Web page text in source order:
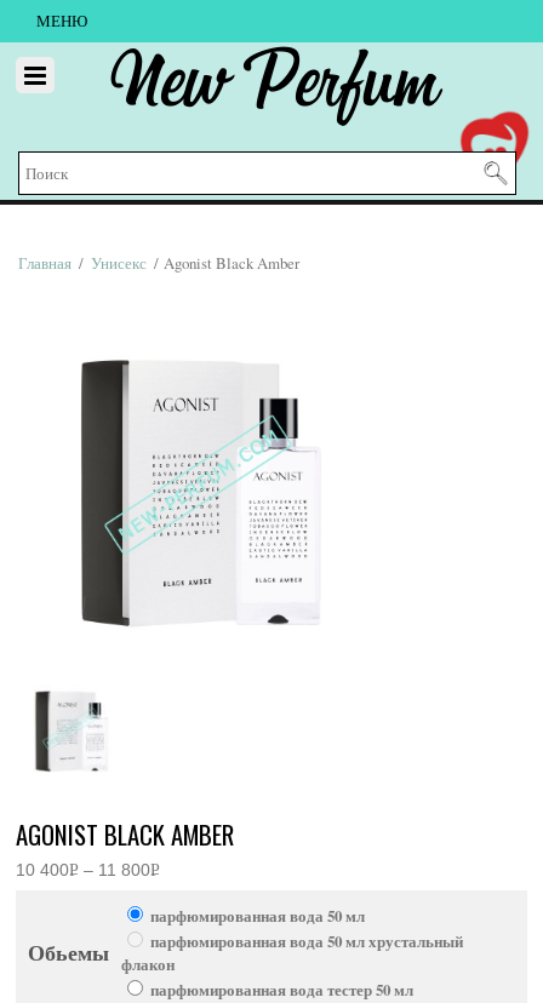
МЕНЮ
New Perfum
Главная / Унисекс / Agonist Black Amber
AGONIST BLACK AMBER
10 400Р – 11 800Р
Обьемы
парфюмированная вода 50 мл
парфюмированная вода 50 мл хрустальный
флакон
парфюмированная вода тестер 50 мл